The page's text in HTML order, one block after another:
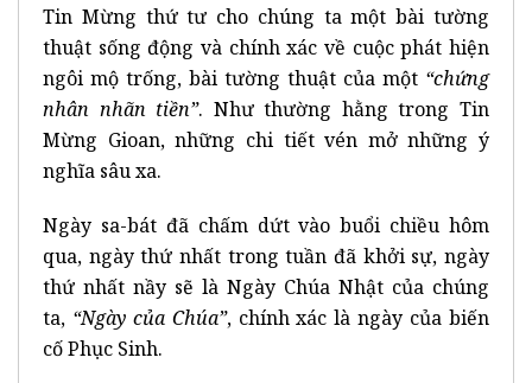
Tin Mừng thứ tư cho chúng ta một bài tường
thuật sống động và chính xác về cuộc phát hiện
ngôi mộ trống, bài tường thuật của một “chứng
nhân nhãn tiền”. Như thường hằng trong Tin
Mừng Gioan, những chi tiết vén mở những ý
nghĩa sâu xa.
Ngày sa-bát đã chấm dứt vào buổi chiều hôm
qua, ngày thứ nhất trong tuần đã khởi sự, ngày
thứ nhất nầy sẽ là Ngày Chúa Nhật của chúng
ta, “Ngày của Chúa”, chính xác là ngày của biến
cố Phục Sinh.